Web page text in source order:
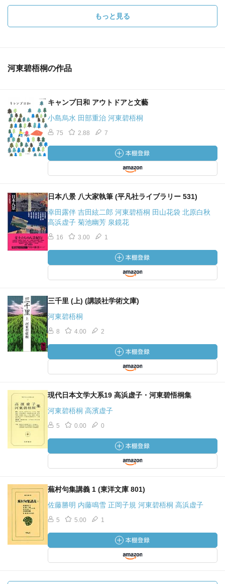
もっと見る
河東碧梧桐の作品
キャンプ日和 アウトドアと文藝
小島烏水 田部重治 河東碧梧桐
75 2.88 7
日本八景 八大家執筆 (平凡社ライブラリー 531)
幸田露伴 吉田絃二郎 河東碧梧桐 田山花袋 北原白秋
高浜虚子 菊池幽芳 泉鏡花
16 3.00 1
三千里 (上) (講談社学術文庫)
河東碧梧桐
8 4.00 2
現代日本文学大系19 高浜虚子・河東碧悟桐集
河東碧梧桐 高濱虚子
5 0.00 0
蕪村句集講義 1 (東洋文庫 801)
佐藤勝明 内藤鳴雪 正岡子規 河東碧梧桐 高浜虚子
5 5.00 1